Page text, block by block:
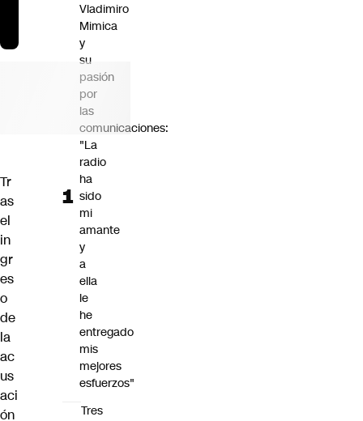
Tr
as
el
in
gr
es
o
de
la
ac
us
aci
ón
Vladimiro
Mimica
y
su
pasión
por
las
comunicaciones:
"La
radio
ha
sido
mi
amante
y
a
ella
le
he
entregado
mis
mejores
esfuerzos"
Tres